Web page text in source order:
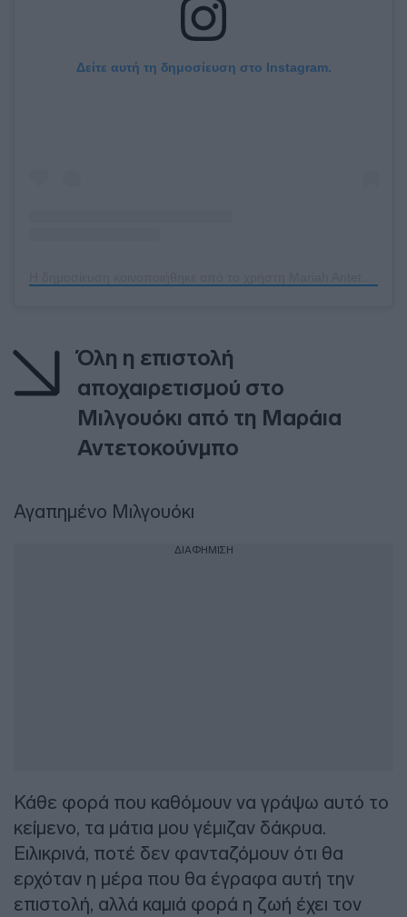
Δείτε αυτή τη δημοσίευση στο Instagram.
Όλη η επιστολή
αποχαιρετισμού στο
Μιλγουόκι από τη Μαράια
Αντετοκούνμπο
Αγαπημένο Μιλγουόκι
ΔΙΑΦΗΜΙΣΗ
Κάθε φορά που καθόμουν να γράψω αυτό το
κείμενο, τα μάτια μου γέμιζαν δάκρυα.
Ειλικρινά, ποτέ δεν φανταζόμουν ότι θα
ερχόταν η μέρα που θα έγραφα αυτή την
επιστολή, αλλά καμιά φορά η ζωή έχει τον